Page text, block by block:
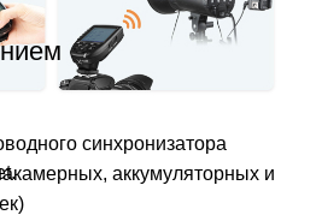
синхронизатора
аккумуляторных и